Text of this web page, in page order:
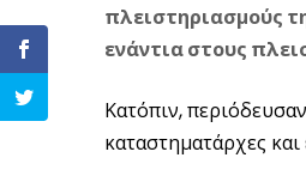
πλειστηριασμούς
ενάντια στους
Κατόπιν,
καταστηματάρχες